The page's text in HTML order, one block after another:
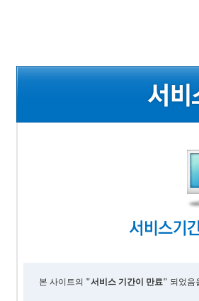
본 사이트의 "서비스 기간이 만료" 되었음